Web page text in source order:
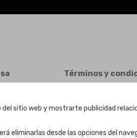
Términos y
Política de
Ajuste de
sitio web y mostrarte publicidad
eliminarlas desde las opciones del